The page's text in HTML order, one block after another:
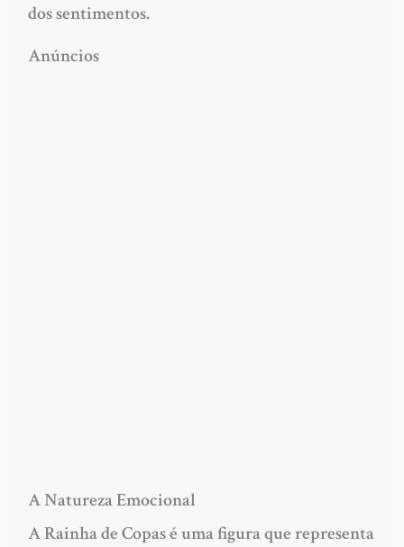
dos sentimentos.
Anúncios
A Natureza Emocional
A Rainha de Copas é uma figura que representa